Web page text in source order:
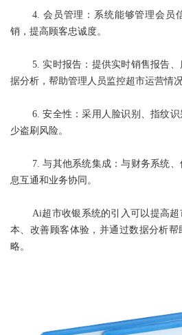
4. 会员管理：系统能够管理会员
销，提高顾客忠诚度。
5. 实时报告：提供实时销售报告
据分析，帮助管理人员监控超市运营情况
6. 安全性：采用人脸识别、指纹
少盗刷风险。
7. 与其他系统集成：与财务系统
息互通和业务协同。
Ai超市收银系统的引入可以提高
本、改善顾客体验，并通过数据分析
略。